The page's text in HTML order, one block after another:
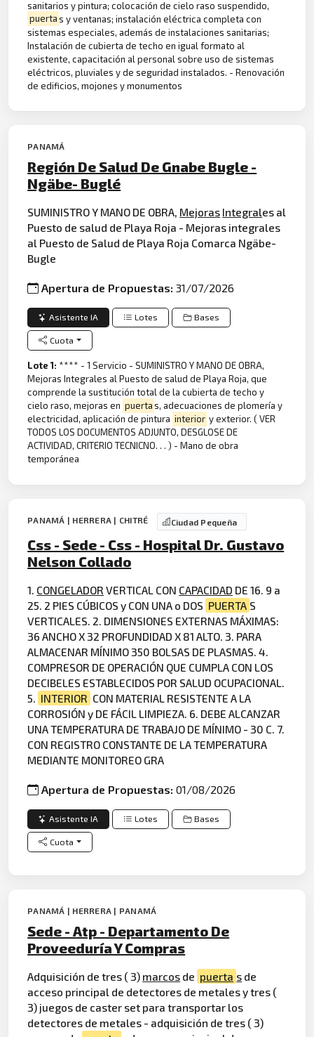
sanitarios y pintura; colocación de cielo raso suspendido,
puertas y ventanas; instalación eléctrica completa con
sistemas especiales, además de instalaciones sanitarias;
Instalación de cubierta de techo en igual formato al
existente, capacitación al personal sobre uso de sistemas
eléctricos, pluviales y de seguridad instalados. - Renovación
de edificios, mojones y monumentos
PANAMÁ
Región De Salud De Gnabe Bugle -
Ngäbe- Buglé
SUMINISTRO Y MANO DE OBRA, Mejoras Integrales al
Puesto de salud de Playa Roja - Mejoras integrales
al Puesto de Salud de Playa Roja Comarca Ngäbe-
Bugle
Apertura de Propuestas:31/07/2026
Asistente IA Lotes Bases
Cuota
Lote 1: **** - 1 Servicio - SUMINISTRO Y MANO DE OBRA,
Mejoras Integrales al Puesto de salud de Playa Roja, que
comprende la sustitución total de la cubierta de techo y
cielo raso, mejoras en puertas, adecuaciones de plomería y
electricidad, aplicación de pintura interior y exterior. ( VER
TODOS LOS DOCUMENTOS ADJUNTO, DESGLOSE DE
ACTIVIDAD, CRITERIO TECNICNO. . . ) - Mano de obra
temporánea
PANAMÁ | HERRERA | CHITRÉ Ciudad Pequeña
Css - Sede - Css - Hospital Dr. Gustavo
Nelson Collado
1. CONGELADOR VERTICAL CON CAPACIDAD DE 16. 9 a
25. 2 PIES CÚBICOS y CON UNA o DOS PUERTA S
VERTICALES. 2. DIMENSIONES EXTERNAS MÁXIMAS:
36 ANCHO X 32 PROFUNDIDAD X 81 ALTO. 3. PARA
ALMACENAR MÍNIMO 350 BOLSAS DE PLASMAS. 4.
COMPRESOR DE OPERACIÓN QUE CUMPLA CON LOS
DECIBELES ESTABLECIDOS POR SALUD OCUPACIONAL.
5. INTERIOR CON MATERIAL RESISTENTE A LA
CORROSIÓN y DE FÁCIL LIMPIEZA. 6. DEBE ALCANZAR
UNA TEMPERATURA DE TRABAJO DE MÍNIMO - 30 C. 7.
CON REGISTRO CONSTANTE DE LA TEMPERATURA
MEDIANTE MONITOREO GRA
Apertura de Propuestas:01/08/2026
Asistente IA Lotes Bases
Cuota
PANAMÁ | HERRERA | PANAMÁ
Sede - Atp - Departamento De
Proveeduría Y Compras
Adquisición de tres ( 3) marcos de puerta s de
acceso principal de detectores de metales y tres (
3) juegos de caster set para transportar los
detectores de metales - adquisición de tres ( 3)